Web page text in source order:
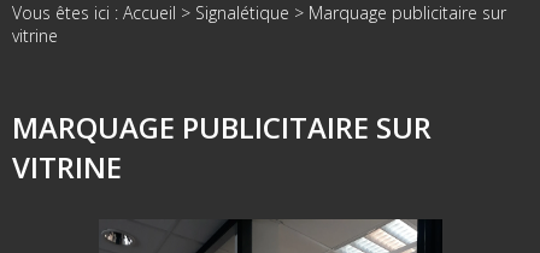
Vous êtes ici : Accueil > Signalétique > Marquage publicitaire sur
vitrine
MARQUAGE PUBLICITAIRE SUR
VITRINE